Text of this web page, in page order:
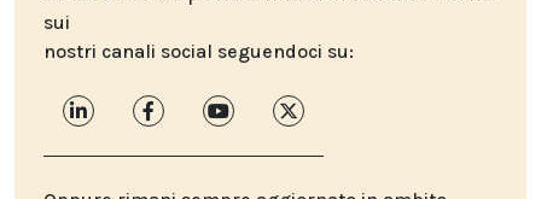
sui
nostri canali social seguendoci su: